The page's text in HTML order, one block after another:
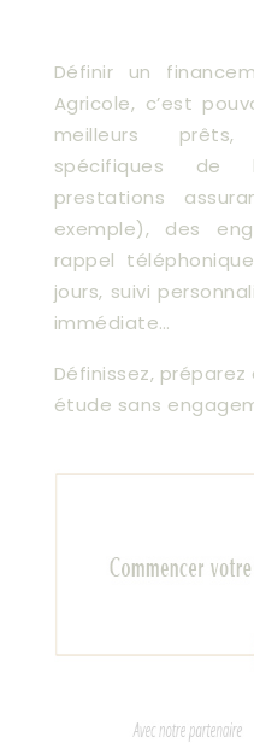
Définir un
Agricole, c’est
meilleurs
spécifiques de
prestations
exemple), des
rappel
jours, suivi
immédiate…
Définissez,
étude sans